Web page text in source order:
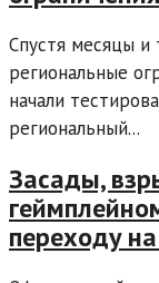
Спустя месяцы и
региональные
начали
региональный...
Засады,
переходу